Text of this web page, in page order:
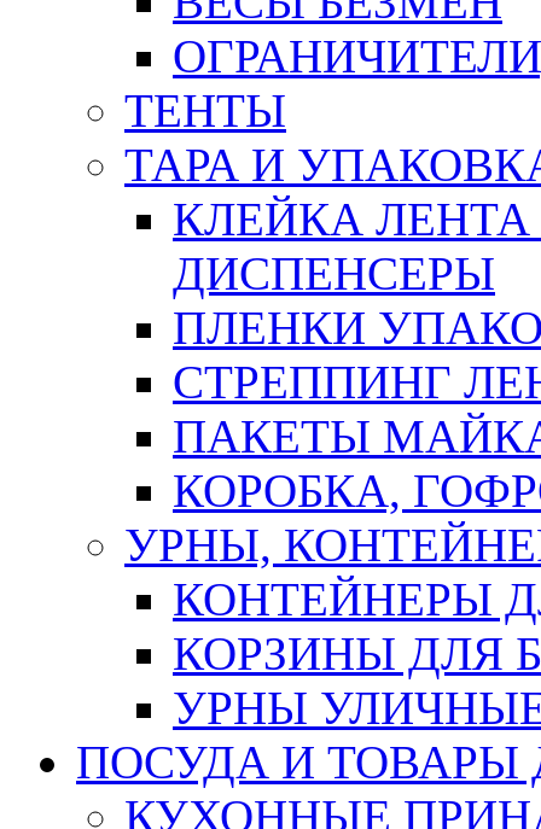
ТЕНТЫ
ТАРА И
КЛЕЙКА
ДИСПЕНСЕРЫ
ПЛЕНКИ
СТРЕППИНГ
ПАКЕТЫ
КОРОБКА,
УРНЫ,
КОНТЕЙНЕРЫ
КОРЗИНЫ ДЛЯ
УРНЫ
ПОСУДА И ТОВАРЫ
КУХОННЫЕ